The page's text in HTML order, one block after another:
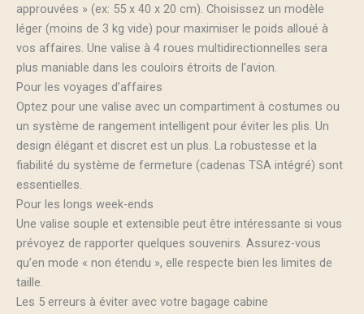
approuvées » (ex: 55 x 40 x 20 cm). Choisissez un modèle
léger (moins de 3 kg vide) pour maximiser le poids alloué à
vos affaires. Une valise à 4 roues multidirectionnelles sera
plus maniable dans les couloirs étroits de l’avion.
Pour les voyages d’affaires
Optez pour une valise avec un compartiment à costumes ou
un système de rangement intelligent pour éviter les plis. Un
design élégant et discret est un plus. La robustesse et la
fiabilité du système de fermeture (cadenas TSA intégré) sont
essentielles.
Pour les longs week-ends
Une valise souple et extensible peut être intéressante si vous
prévoyez de rapporter quelques souvenirs. Assurez-vous
qu’en mode « non étendu », elle respecte bien les limites de
taille.
Les 5 erreurs à éviter avec votre bagage cabine